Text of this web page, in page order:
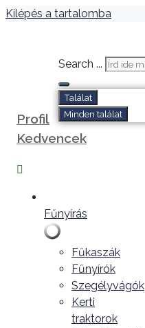
Kilépés a tartalomba
Search ...
Találat
Minden találat
Profil
Kedvencek
Fűnyírás
Fűkaszák
Fűnyírók
Szegélyvágók
Kerti
traktorok